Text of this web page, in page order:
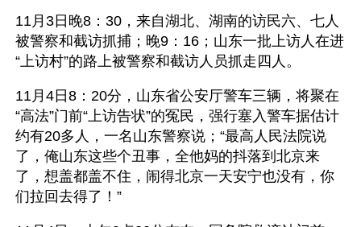
11月3日晚8：30，来自湖北、湖南的访民六、七人
被警察和截访抓捕；晚9：16；山东一批上访人在进
“上访村”的路上被警察和截访人员抓走四人。
11月4日8：20分，山东省公安厅警车三辆，将聚在
“高法”门前“上访告状”的冤民，强行塞入警车据估计
约有20多人，一名山东警察说；“最高人民法院说
了，俺山东这些个丑事，全他妈的抖落到北京来
了，想盖都盖不住，闹得北京一天安宁也没有，你
们拉回去得了！”